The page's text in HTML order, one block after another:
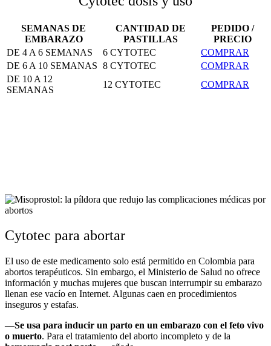
SEMANAS DE
EMBARAZO
CANTIDAD DE
PASTILLAS
PEDIDO /
PRECIO
DE 4 A 6 SEMANAS
6 CYTOTEC
COMPRAR
DE 6 A 10 SEMANAS 8 CYTOTEC
COMPRAR
DE 10 A 12
SEMANAS
12 CYTOTEC COMPRAR
Cytotec para abortar
El uso de este medicamento solo está permitido en Colombia para
abortos terapéuticos. Sin embargo, el Ministerio de Salud no ofrece
información y muchas mujeres que buscan interrumpir su embarazo
llenan ese vacío en Internet. Algunas caen en procedimientos
inseguros y estafas.
—Se usa para inducir un parto en un embarazo con el feto vivo
o muerto. Para el tratamiento del aborto incompleto y de la